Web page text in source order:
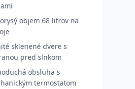
objem 68 litrov na
sklenené dvere s
pred slnkom
obsluha s
termostatom